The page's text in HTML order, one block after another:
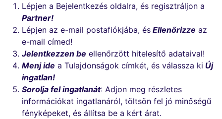
Lépjen a Bejelentkezés oldalra, és regisztráljon a
Partner!
Lépjen az e-mail postafiókjába, és Ellenőrizze az
e-mail címed!
Jelentkezzen be ellenőrzött hitelesítő adataival!
Menj ide a Tulajdonságok címkét, és válassza ki Új
ingatlan!
Sorolja fel ingatlanát: Adjon meg részletes
információkat ingatlanáról, töltsön fel jó minőségű
fényképeket, és állítsa be a kért árat.